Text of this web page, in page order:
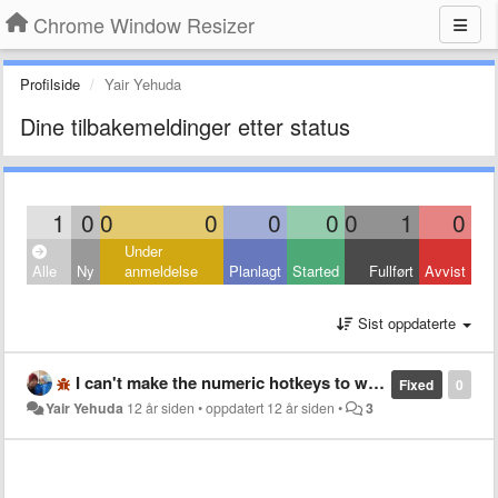
Chrome Window Resizer
Profilside Yair Yehuda
Dine tilbakemeldinger etter status
1 0 0 0 0 0 0 1 0
Alle Ny
Under
anmeldelse
Planlagt Started Fullført Avvist
Sist oppdaterte
0
Fixed
I can't make the numeric hotkeys to work. Is it a known bug?
Yair Yehuda 12 år siden •oppdatert 12 år siden • 3